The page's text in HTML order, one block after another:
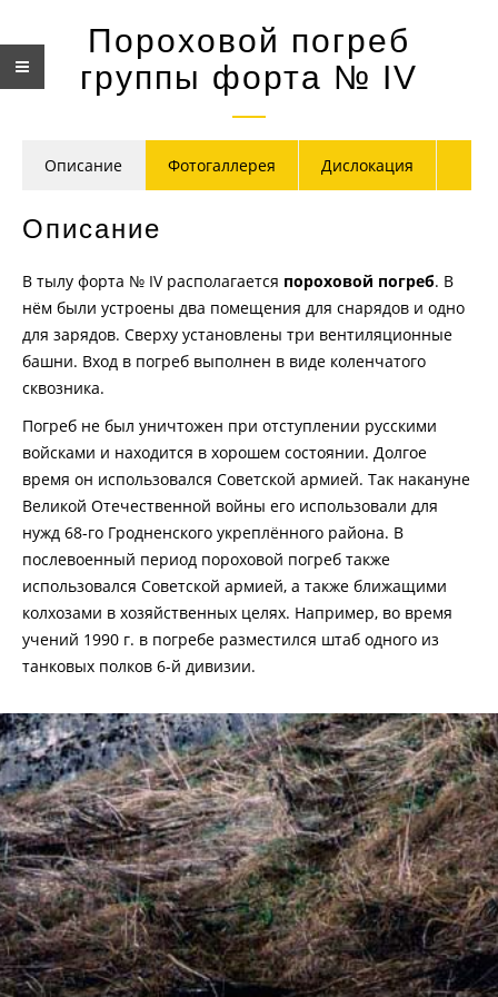
Пороховой погреб
группы форта № IV
Описание Фотогаллерея Дислокация
Описание
В тылу форта № IV располагается пороховой погреб. В
нём были устроены два помещения для снарядов и одно
для зарядов. Сверху установлены три вентиляционные
башни. Вход в погреб выполнен в виде коленчатого
сквозника.
Погреб не был уничтожен при отступлении русскими
войсками и находится в хорошем состоянии. Долгое
время он использовался Советской армией. Так накануне
Великой Отечественной войны его использовали для
нужд 68-го Гродненского укреплённого района. В
послевоенный период пороховой погреб также
использовался Советской армией, а также ближащими
колхозами в хозяйственных целях. Например, во время
учений 1990 г. в погребе разместился штаб одного из
танковых полков 6-й дивизии.